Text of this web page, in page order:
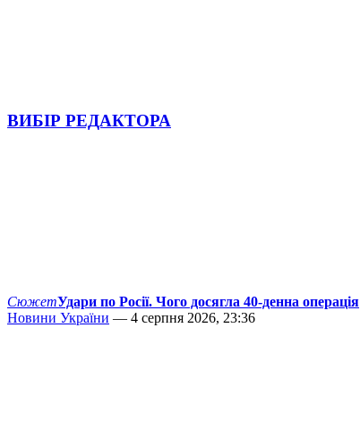
ВИБІР РЕДАКТОРА
СюжетУдари по Росії. Чого досягла 40-денна операція
Новини України — 4 серпня 2026, 23:36